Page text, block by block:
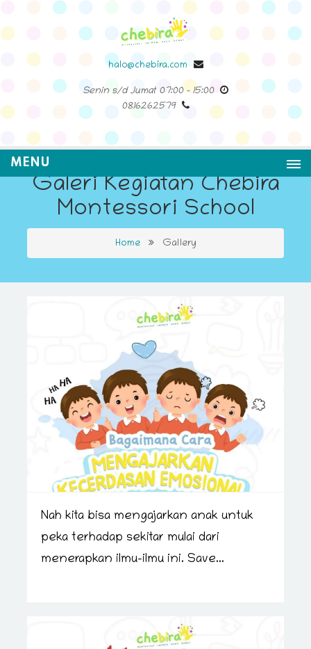
halo@chebira.com
Senin s/d Jumat 07:00-15:00
0816262579
MENU
Galeri Kegiatan Chebira
Montessori School
Home Gallery
Nah kita bisa mengajarkan anak untuk
peka terhadap sekitar mulai dari
menerapkan ilmu-ilmu ini. Save...